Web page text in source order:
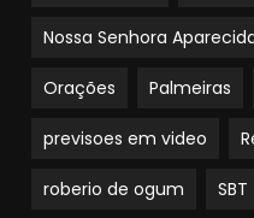
Nossa Senhora
Orações Palmeiras
previsoes em video
roberio de ogum SBT